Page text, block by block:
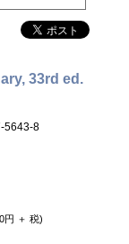
33rd ed.
5643-8
円 ＋ 税)